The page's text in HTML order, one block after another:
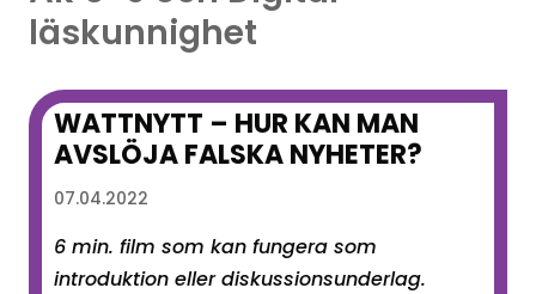
läskunnighet
WATTNYTT – HUR KAN MAN
AVSLÖJA FALSKA NYHETER?
07.04.2022
6 min. film som kan fungera som
introduktion eller diskussionsunderlag.